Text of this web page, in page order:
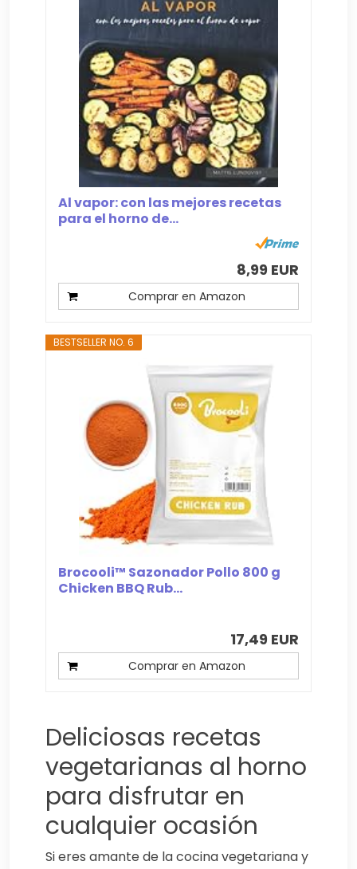
Al vapor: con las mejores recetas
para el horno de...
8,99 EUR
Comprar en Amazon
BESTSELLER NO. 6
Brocooli™ Sazonador Pollo 800 g
Chicken BBQ Rub...
17,49 EUR
Comprar en Amazon
Deliciosas recetas
vegetarianas al horno
para disfrutar en
cualquier ocasión
Si eres amante de la cocina vegetariana y